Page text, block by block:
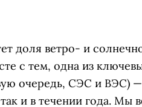
доля ветро- и
с тем, одна из
очередь, СЭС и ВЭС) —
так и в течении года. Мы